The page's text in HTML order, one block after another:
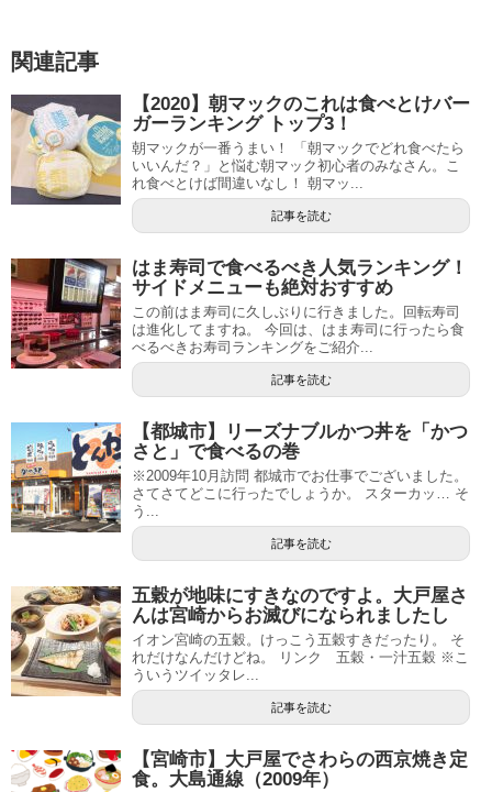
関連記事
【2020】朝マックのこれは食べとけバー
ガーランキング トップ3！
朝マックが一番うまい！ 「朝マックでどれ食べたら
いいんだ？」と悩む朝マック初心者のみなさん。こ
れ食べとけば間違いなし！ 朝マッ...
記事を読む
はま寿司で食べるべき人気ランキング！
サイドメニューも絶対おすすめ
この前はま寿司に久しぶりに行きました。回転寿司
は進化してますね。 今回は、はま寿司に行ったら食
べるべきお寿司ランキングをご紹介...
記事を読む
【都城市】リーズナブルかつ丼を「かつ
さと」で食べるの巻
※2009年10月訪問 都城市でお仕事でございました。
さてさてどこに行ったでしょうか。 スターカッ… そ
う...
記事を読む
五穀が地味にすきなのですよ。大戸屋さ
んは宮崎からお滅びになられましたし
イオン宮崎の五穀。けっこう五穀すきだったり。 そ
れだけなんだけどね。 リンク 五穀・一汁五穀 ※こ
ういうツイッタレ...
記事を読む
【宮崎市】大戸屋でさわらの西京焼き定
食。大島通線（2009年）